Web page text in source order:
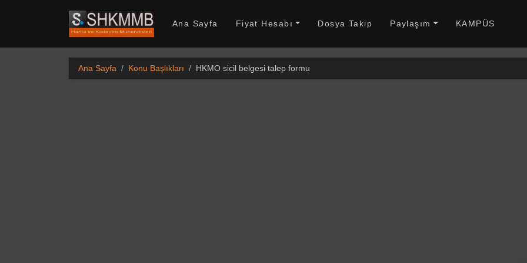
SHKMMB
Ana Sayfa Fiyat Hesabı Dosya Takip Paylaşım KAMPÜS
Ana Sayfa Konu Başlıkları HKMO sicil belgesi talep formu